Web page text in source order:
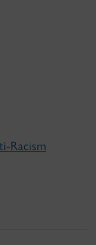
Racism